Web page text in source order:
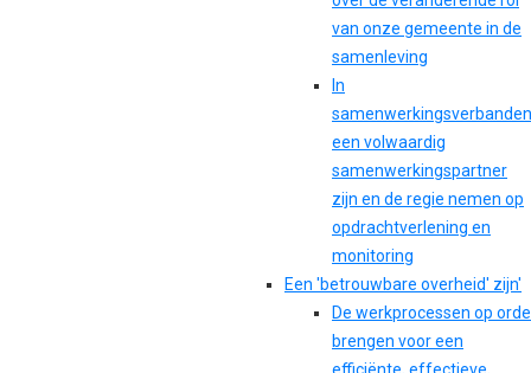
van onze gemeente in de
samenleving
In
samenwerkingsverbanden
een volwaardig
samenwerkingspartner
zijn en de regie nemen op
opdrachtverlening en
monitoring
Een 'betrouwbare overheid' zijn'
De werkprocessen op orde
brengen voor een